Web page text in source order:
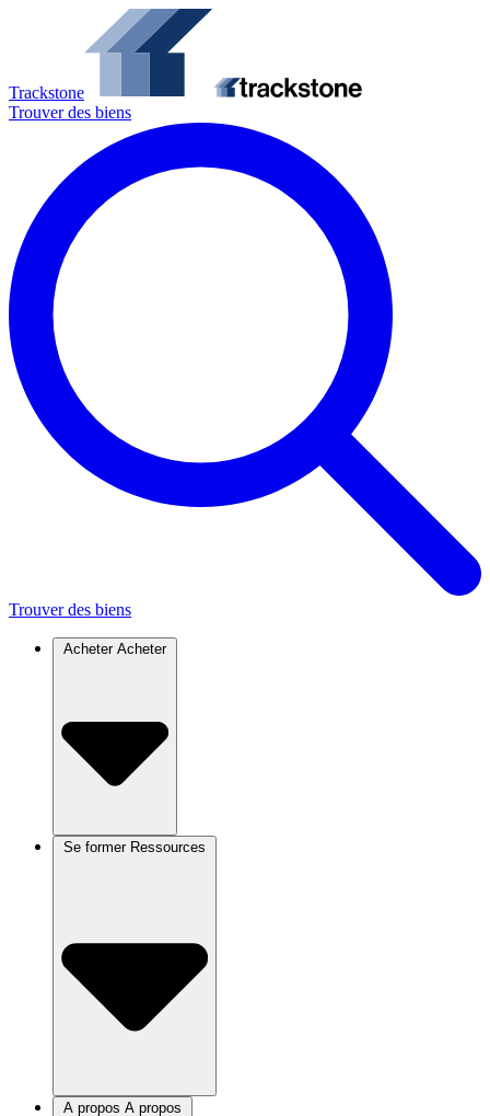
Trackstone
Trouver des biens
Trouver des biens
Acheter Acheter
Se former
A propos